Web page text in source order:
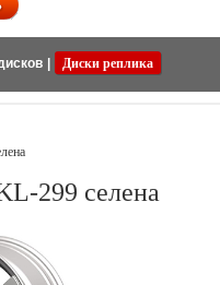
Диски реплика
299 селена